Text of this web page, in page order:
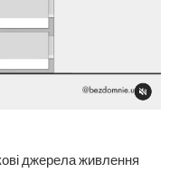
джерела живлення